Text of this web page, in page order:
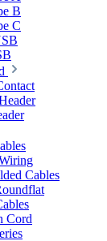
B
C
Cables
Cord